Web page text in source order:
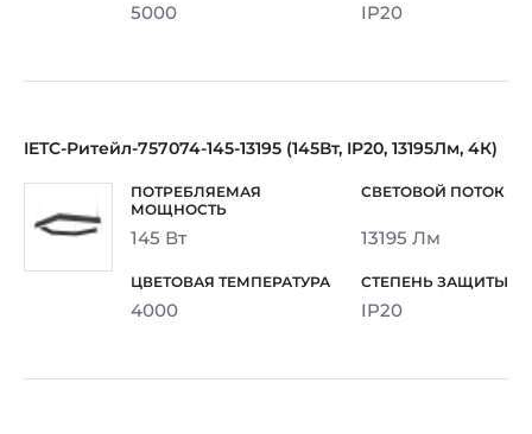
5000 IP20
IETC-Ритейл-757074-145-13195 (145Вт, IP20, 13195Лм, 4К)
145 Вт 13195 Лм
4000 IP20